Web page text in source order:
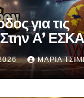
για τις
Α’
είναι
ΜΑΡΊΑ